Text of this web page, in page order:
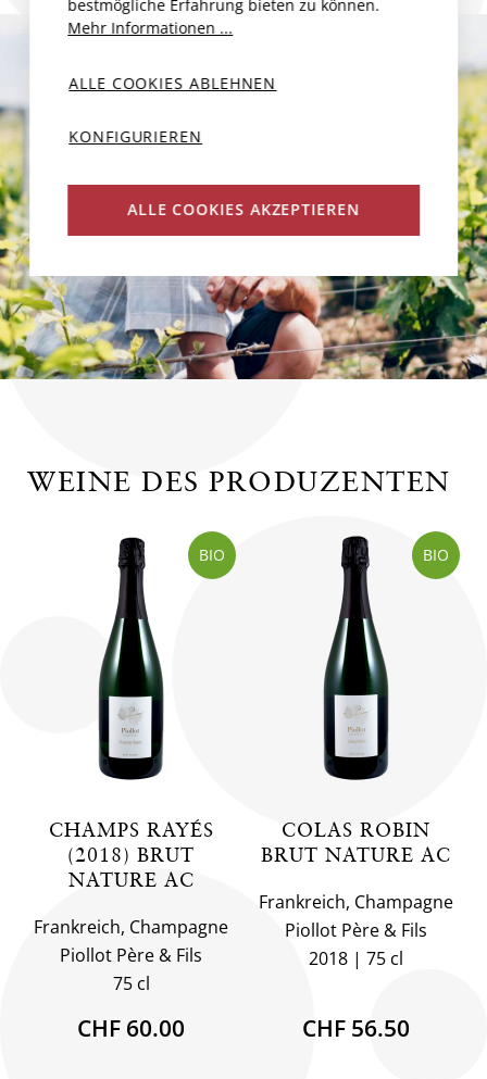
WEINE DES PRODUZENTEN
BIO
CHAMPS RAYÉS
(2018) BRUT
NATURE AC
Frankreich, Champagne
Piollot Père & Fils
75 cl
CHF 60.00
BIO
COLAS ROBIN
BRUT NATURE AC
Frankreich, Champagne
Piollot Père & Fils
2018
75 cl
CHF 56.50
bestmögliche Erfahrung bieten zu können.
Mehr Informationen ...
ALLE COOKIES ABLEHNEN
KONFIGURIEREN
ALLE COOKIES AKZEPTIEREN